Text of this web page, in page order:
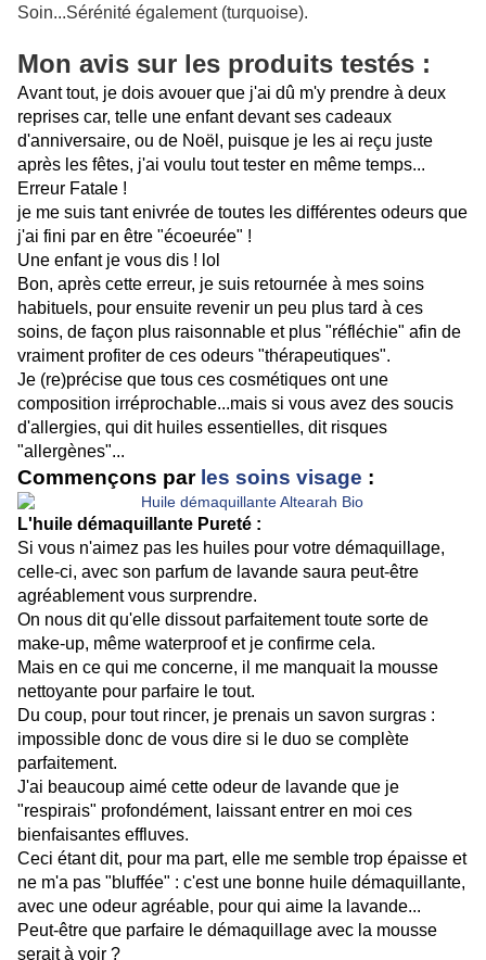
Soin...Sérénité également (turquoise).
Mon avis sur les produits testés :
Avant tout, je dois avouer que j'ai dû m'y prendre à deux
reprises car, telle une enfant devant ses cadeaux
d'anniversaire, ou de Noël, puisque je les ai reçu juste
après les fêtes, j'ai voulu tout tester en même temps...
Erreur Fatale !
je me suis tant enivrée de toutes les différentes odeurs que
j'ai fini par en être "écoeurée" !
Une enfant je vous dis ! lol
Bon, après cette erreur, je suis retournée à mes soins
habituels, pour ensuite revenir un peu plus tard à ces
soins, de façon plus raisonnable et plus "réfléchie" afin de
vraiment profiter de ces odeurs "thérapeutiques".
Je (re)précise que tous ces cosmétiques ont une
composition irréprochable...mais si vous avez des soucis
d'allergies, qui dit huiles essentielles, dit risques
"allergènes"...
Commençons par les soins visage :
L'huile démaquillante Pureté :
Si vous n'aimez pas les huiles pour votre démaquillage,
celle-ci, avec son parfum de lavande saura peut-être
agréablement vous surprendre.
On nous dit qu'elle dissout parfaitement toute sorte de
make-up, même waterproof et je confirme cela.
Mais en ce qui me concerne, il me manquait la mousse
nettoyante pour parfaire le tout.
Du coup, pour tout rincer, je prenais un savon surgras :
impossible donc de vous dire si le duo se complète
parfaitement.
J'ai beaucoup aimé cette odeur de lavande que je
"respirais" profondément, laissant entrer en moi ces
bienfaisantes effluves.
Ceci étant dit, pour ma part, elle me semble trop épaisse et
ne m'a pas "bluffée" : c'est une bonne huile démaquillante,
avec une odeur agréable, pour qui aime la lavande...
Peut-être que parfaire le démaquillage avec la mousse
serait à voir ?